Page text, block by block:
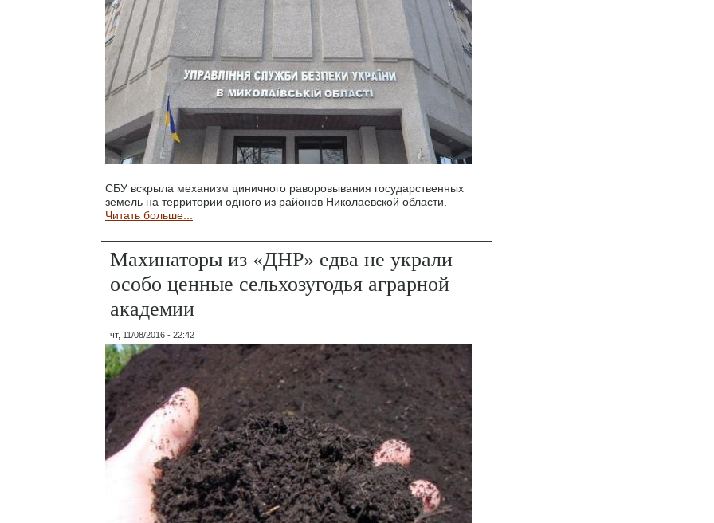
СБУ вскрыла механизм циничного раворовывания государственных
земель на территории одного из районов Николаевской области.
Читать больше...
Махинаторы из «ДНР» едва не украли
особо ценные сельхозугодья аграрной
академии
чт, 11/08/2016 - 22:42